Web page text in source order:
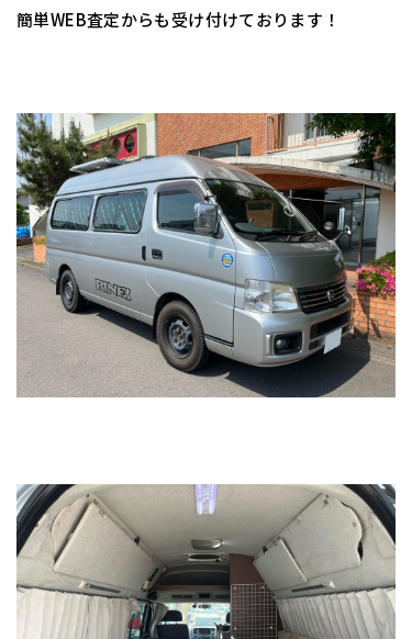
簡単WEB査定からも受け付けております！